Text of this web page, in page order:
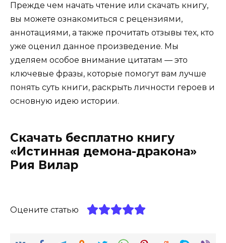
Прежде чем начать чтение или скачать книгу,
вы можете ознакомиться с рецензиями,
аннотациями, а также прочитать отзывы тех, кто
уже оценил данное произведение. Мы
уделяем особое внимание цитатам — это
ключевые фразы, которые помогут вам лучше
понять суть книги, раскрыть личности героев и
основную идею истории.
Скачать бесплатно книгу
«Истинная демона-дракона»
Рия Вилар
Оцените статью